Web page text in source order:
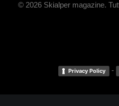
© 2026 Skialper magazine.
Privacy Policy -